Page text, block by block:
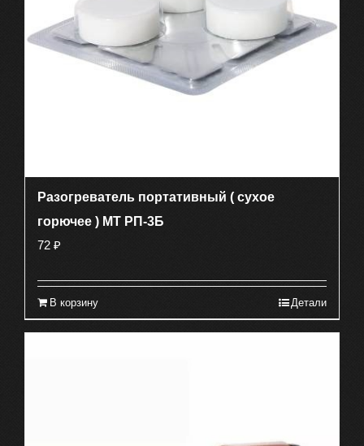
Разогреватель портативный ( сухое
горючее ) МТ РП-3Б
72 ₽
В корзину Детали